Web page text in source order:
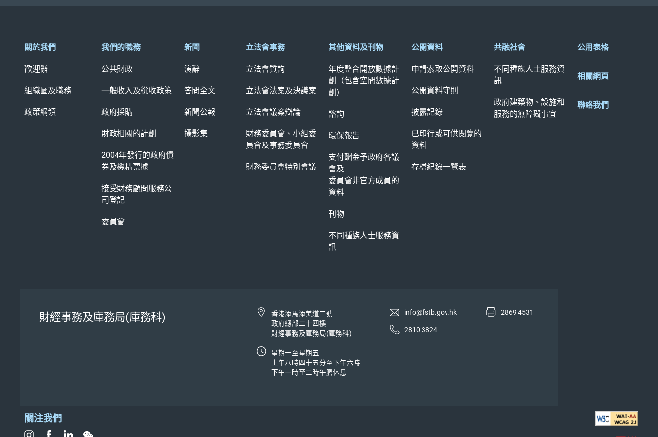
關於我們
歡迎辭
組織圖及職務
政策綱領
我們的職務
公共財政
一般收入及稅收政策
政府採購
財政相關的計劃
2004年發行的政府債
券及機構票據
接受財務顧問服務公
司登記
委員會
新聞
演辭
答問全文
新聞公報
攝影集
立法會事務
立法會質詢
立法會法案及決議案
立法會議案辯論
財務委員會、小組委
員會及事務委員會
財務委員會特別會議
其他資料及刊物
年度整合開放數據計
劃（包含空間數據計
劃）
諮詢
環保報告
支付酬金予政府各議
會及
委員會非官方成員的
資料
刊物
不同種族人士服務資
訊
公開資料
申請索取公開資料
公開資料守則
披露記錄
已印行或可供閱覽的
資料
存檔紀錄一覽表
共融社會
不同種族人士服務資
訊
政府建築物、設施和
服務的無障礙事宜
公用表格
相關網頁
聯絡我們
財經事務及庫務局(庫務科)
香港添馬添美道二號
政府總部二十四樓
財經事務及庫務局(庫務科)
星期一至星期五
上午八時四十五分至下午六時
下午一時至二時午膳休息
info@fstb.gov.hk
2810 3824
2869 4531
關注我們